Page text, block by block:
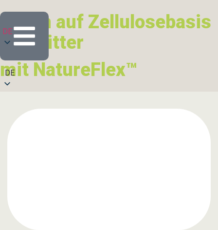
DE
DE
Folien auf Zellulosebasis
für Glitter
mit NatureFlex™